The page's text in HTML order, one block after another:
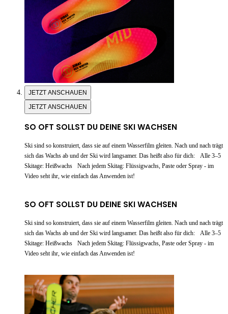
JETZT ANSCHAUEN
JETZT ANSCHAUEN
SO OFT SOLLST DU DEINE SKI WACHSEN
Ski sind so konstruiert, dass sie auf einem Wasserfilm gleiten. Nach und nach trägt
sich das Wachs ab und der Ski wird langsamer. Das heißt also für dich: Alle 3–5
Skitage: Heißwachs Nach jedem Skitag: Flüssigwachs, Paste oder Spray - im
Video seht ihr, wie einfach das Anwenden ist!
SO OFT SOLLST DU DEINE SKI WACHSEN
Ski sind so konstruiert, dass sie auf einem Wasserfilm gleiten. Nach und nach trägt
sich das Wachs ab und der Ski wird langsamer. Das heißt also für dich: Alle 3–5
Skitage: Heißwachs Nach jedem Skitag: Flüssigwachs, Paste oder Spray - im
Video seht ihr, wie einfach das Anwenden ist!